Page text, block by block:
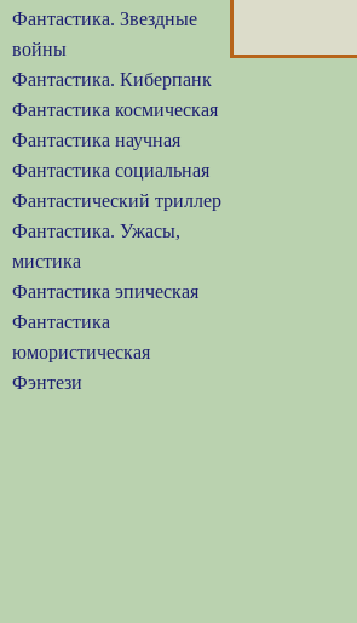
Фантастика. Звездные
войны
Фантастика. Киберпанк
Фантастика космическая
Фантастика научная
Фантастика социальная
Фантастический триллер
Фантастика. Ужасы,
мистика
Фантастика эпическая
Фантастика
юмористическая
Фэнтези